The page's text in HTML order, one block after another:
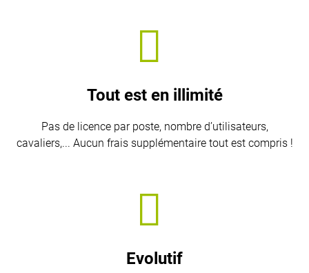
Tout est en illimité
Pas de licence par poste, nombre d’utilisateurs,
cavaliers,... Aucun frais supplémentaire tout est compris !
Evolutif